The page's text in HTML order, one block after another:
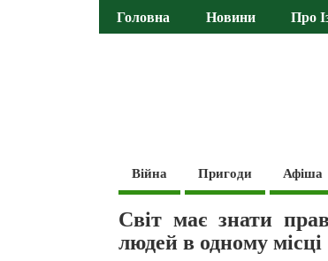
Головна Новини Про
Війна Пригоди Афіша
Світ має знати
людей в одному місці